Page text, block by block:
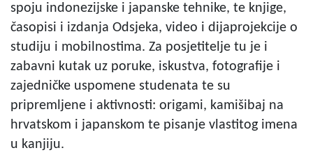
spoju indonezijske i japanske tehnike, te knjige,
časopisi i izdanja Odsjeka, video i dijaprojekcije o
studiju i mobilnostima. Za posjetitelje tu je i
zabavni kutak uz poruke, iskustva, fotografije i
zajedničke uspomene studenata te su
pripremljene i aktivnosti: origami, kamišibaj na
hrvatskom i japanskom te pisanje vlastitog imena
u kanjiju.